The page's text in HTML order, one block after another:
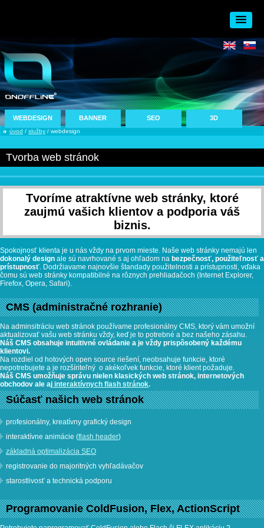
WEBDESIGN BANNER SEO 3D
úvod / služby / webdesign
Tvorba web stránok
Tvoríme atraktívne web stránky, ktoré
zaujmú vašich klientov a podporia váš
biznis.
Spokojnosť klienta je u nás vždy na prvom mieste. Naše web stránky nemajú len
dokonalý design ale sú navrhované s aj ohľadom na bezpečnosť, použiteľnosť a
prístupnosť. Dodržiavame najnovšie štandady použitelnosti a prístupnosti, vďaka
čomu sú web stránky kompatibilné na rôznych prehliadačoch (Internet Explorer,
Firefox, Opera, Safari).
CMS (administračné rozhranie)
Na adminsitráciu web stránok používame profesionálny CMS, ktorý vám umožní
aktualizovať vašu web stránku vždy, keď je to potrebné a bez našeho zásahu.
Náš CMS obsahuje intuitivné ovládanie a je vždy prispôsobený každému
klientovi.
Na rozdiel od hotových open source riešení, neobsahuje funkcie, ktoré
nepotrebujete a je rozšíriteľný o akékoľvek funkcie, ktoré klient požaduje.
Náš CMS umožňuje správu nielen klasických web stránok, internetových
obchodov ale aj interaktívnych flash stránok.
Súčasť našich web stránok
profesionálny, kreatívny grafický design
interaktívne animácie (flash header)
základná optimalizácia SEO
registrovanie do majoritných vyhľadávačov
starostlivosť a technická podporu
Programovanie ColdFusion, Flex, ActionScript